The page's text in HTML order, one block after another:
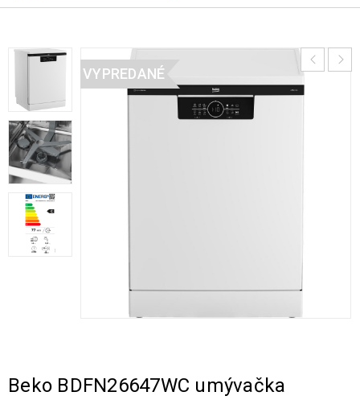
VYPREDANÉ
Beko BDFN26647WC umývačka